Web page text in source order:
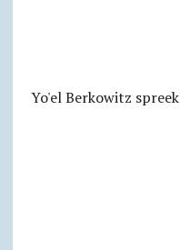
Yo'el Berkowitz